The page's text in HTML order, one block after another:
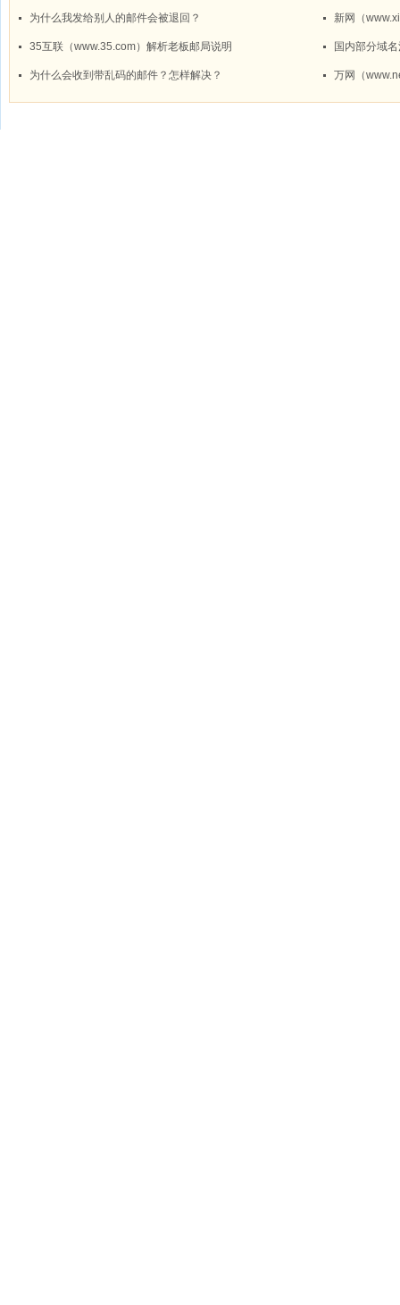
为什么我发给别人的邮件会被退回？ 新网（
35互联（www.35.com）解析老板邮局说明 国内部分域
为什么会收到带乱码的邮件？怎样解决？ 万网（